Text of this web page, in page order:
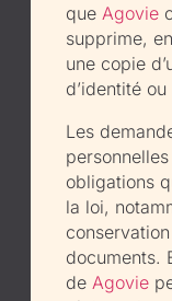
que Agovie
supprime,
une copie
d’identité
Les
obligations
la loi,
documents.
de Agovie